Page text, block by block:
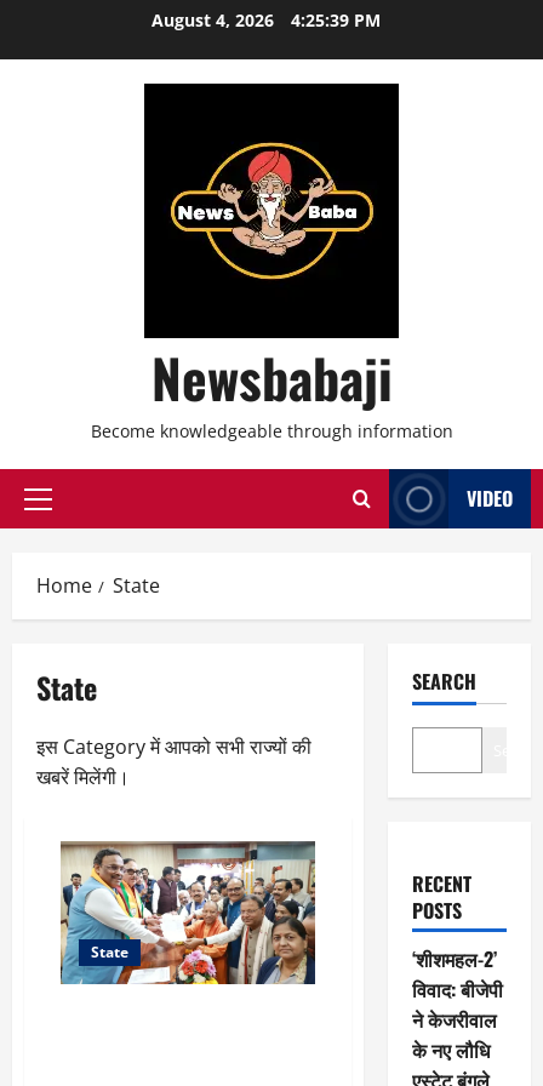
August 4, 2026 4:25:40 PM
Newsbabaji
Become knowledgeable through information
Primary
VIDEO
Home State
State
इस Category में आपको सभी राज्यों की
खबरें मिलेंगी।
State
SEARCH
RECENT
POSTS
‘शीशमहल-2’
विवाद: बीजेपी
ने केजरीवाल
के नए लौधि
एस्टेट बंगले